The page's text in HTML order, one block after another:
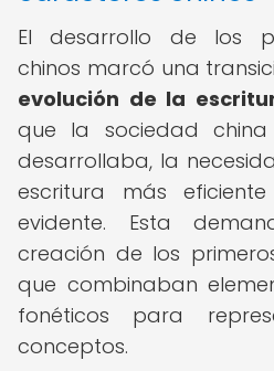
El desarrollo de los
chinos marcó una
evolución de la
que la sociedad
desarrollaba, la
escritura más
evidente. Esta
creación de los
que combinaban
fonéticos para
conceptos.